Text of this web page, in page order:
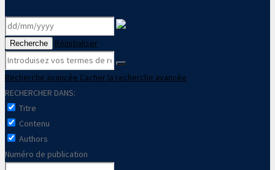
Recherche Réinitialiser
Recherche avancée Cacher la recherche avancée
RECHERCHER DANS:
Titre
Contenu
Authors
Numéro de publication